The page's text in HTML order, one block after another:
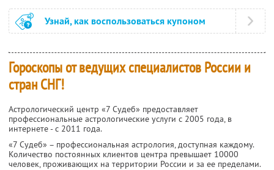
Узнай, как воспользоваться купоном
Гороскопы от ведущих специалистов России и
стран СНГ!
Астрологический центр «7 Судеб» предоставляет
профессиональные астрологические услуги с 2005 года, в
интернете - с 2011 года.
«7 Судеб» – профессиональная астрология, доступная каждому.
Количество постоянных клиентов центра превышает 10000
человек, проживающих на территории России и за ее пределами.